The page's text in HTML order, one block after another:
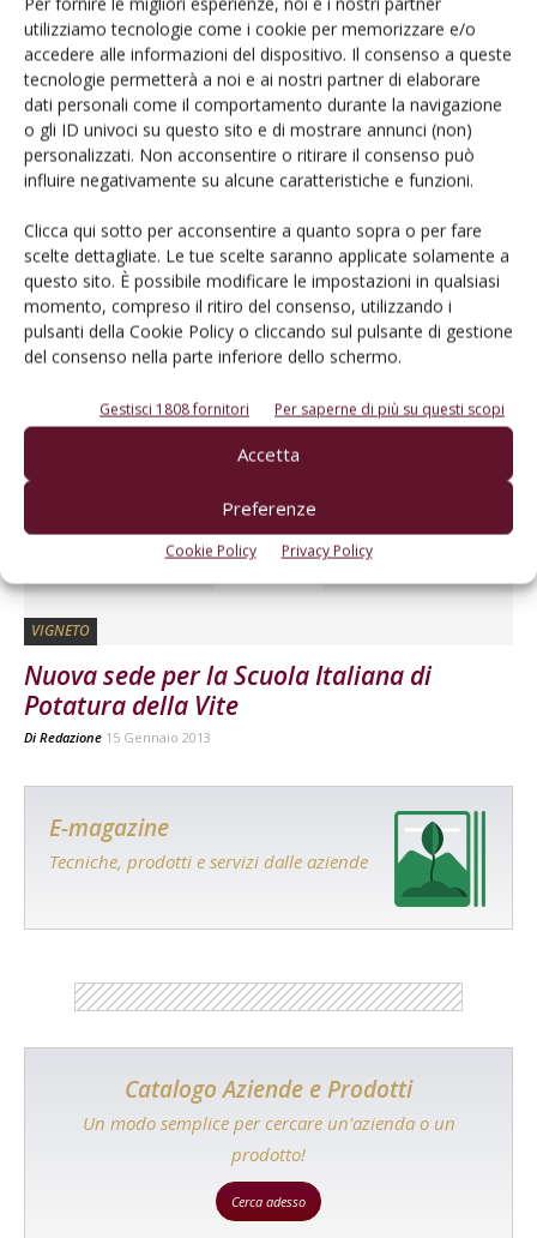
utilizziamo tecnologie come i cookie per memorizzare e/o
accedere alle informazioni del dispositivo. Il consenso a queste
tecnologie permetterà a noi e ai nostri partner di elaborare
dati personali come il comportamento durante la navigazione
o gli ID univoci su questo sito e di mostrare annunci (non)
personalizzati. Non acconsentire o ritirare il consenso può
influire negativamente su alcune caratteristiche e funzioni.
Clicca qui sotto per acconsentire a quanto sopra o per fare
scelte dettagliate. Le tue scelte saranno applicate solamente a
questo sito. È possibile modificare le impostazioni in qualsiasi
momento, compreso il ritiro del consenso, utilizzando i
pulsanti della Cookie Policy o cliccando sul pulsante di gestione
del consenso nella parte inferiore dello schermo.
Gestisci 1808 fornitori Per saperne di più su questi scopi
Accetta
Preferenze
Cookie Policy Privacy Policy
ATTUALITÀ
Seminari e Summer School sulla
viticoltura mediterranea a Ragusa
DiRedazione 6 Marzo 2013
VIGNETO
Nuova sede per la Scuola Italiana di
Potatura della Vite
Di Redazione 15 Gennaio 2013
E-magazine
Tecniche, prodotti e servizi dalle aziende
Catalogo Aziende e Prodotti
Un modo semplice per cercare un'azienda o un
prodotto!
Cerca adesso